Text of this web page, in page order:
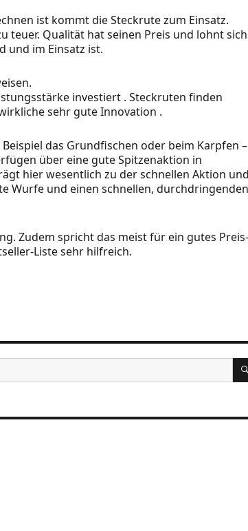
ist kommt die Steckrute zum Einsatz.
teuer. Qualität hat seinen Preis und lohnt sich
und im Einsatz ist.
investiert . Steckruten finden
sehr gute Innovation .
das Grundfischen oder beim Karpfen –
über eine gute Spitzenaktion in
hier wesentlich zu der schnellen Aktion und
Wurfe und einen schnellen, durchdringenden
Zudem spricht das meist für ein gutes
Liste sehr hilfreich.